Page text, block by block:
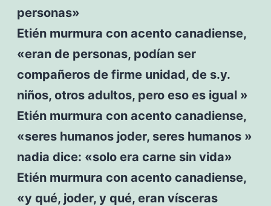
personas»
Etién murmura con acento canadiense,
«eran de personas, podían ser
compañeros de firme unidad, de s.y.
niños, otros adultos, pero eso es igual »
Etién murmura con acento canadiense,
«seres humanos joder, seres humanos »
nadia dice: «solo era carne sin vida»
Etién murmura con acento canadiense,
«y qué, joder, y qué, eran vísceras